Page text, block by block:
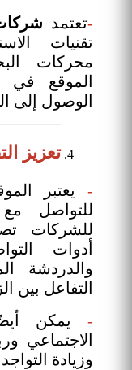
-تعتمد
تقنيات
الموقع في
الوصول إلى
تعزيز
-
يعتبر
للتواصل
للشركات
أدوات
والدردشة
التفاعل بين
- يمكن
الاجتماعي
وزيادة